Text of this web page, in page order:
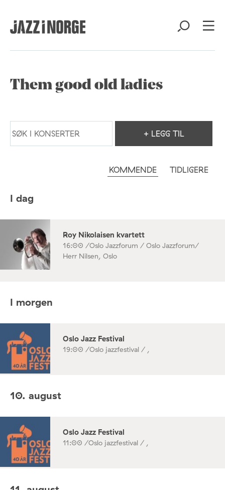
Them good old ladies
+ LEGG TIL
KOMMENDE TIDLIGERE
I dag
Roy Nikolaisen kvartett
16:00 /Oslo Jazzforum / Oslo Jazzforum/
Herr Nilsen, Oslo
I morgen
Oslo Jazz Festival
19:00 /Oslo jazzfestival / ,
10. august
Oslo Jazz Festival
11:00 /Oslo jazzfestival / ,